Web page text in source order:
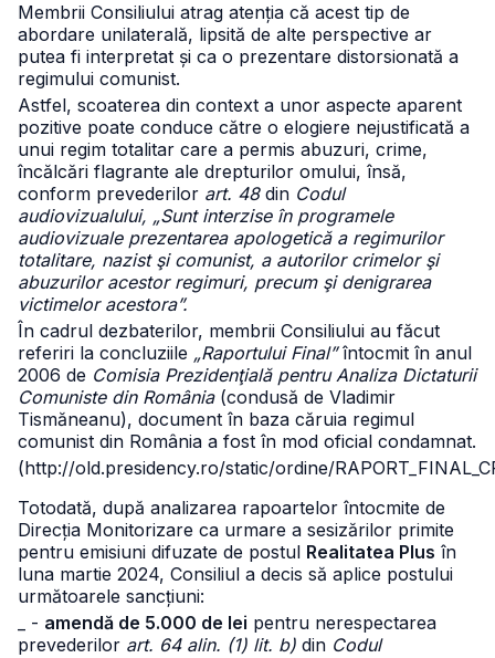
Membrii Consiliului atrag atenția că acest tip de
abordare unilaterală, lipsită de alte perspective ar
putea fi interpretat și ca o prezentare distorsionată a
regimului comunist.
Astfel, scoaterea din context a unor aspecte aparent
pozitive poate conduce către o elogiere nejustificată a
unui regim totalitar care a permis abuzuri, crime,
încălcări flagrante ale drepturilor omului, însă,
conform prevederilor art. 48din Codul
audiovizualului, „Sunt interzise în programele
audiovizuale prezentarea apologetică a regimurilor
totalitare, nazist şi comunist, a autorilor crimelor şi
abuzurilor acestor regimuri, precum şi denigrarea
victimelor acestora”.
În cadrul dezbaterilor, membrii Consiliului au făcut
referiri la concluziile „Raportului Final”întocmit în anul
2006 de Comisia Prezidenţială pentru Analiza Dictaturii
Comuniste din România(condusă de Vladimir
Tismăneanu), document în baza căruia regimul
comunist din România a fost în mod oficial condamnat.
(http://old.presidency.ro/static/ordine/
Totodată, după analizarea rapoartelor întocmite de
Direcția Monitorizare ca urmare a sesizărilor primite
pentru emisiuni difuzate de postul Realitatea Plus în
luna martie 2024, Consiliul a decis să aplice postului
următoarele sancțiuni:
_ - amendă de 5.000 de lei pentru nerespectarea
prevederilor art. 64 alin. (1) lit. b) din Codul